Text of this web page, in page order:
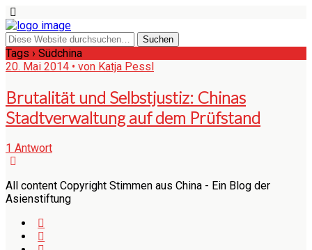
Tags › Südchina
20. Mai 2014 • von Katja Pessl
Brutalität und Selbstjustiz: Chinas
Stadtverwaltung auf dem Prüfstand
1 Antwort
All content Copyright Stimmen aus China - Ein Blog der
Asienstiftung